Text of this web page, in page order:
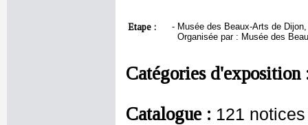
Etape : - Musée des Beaux-Arts de
Organisée par : Musée des
Catégories
Catalogue : 121